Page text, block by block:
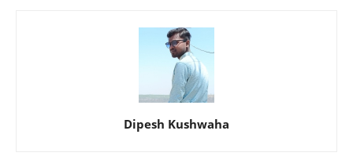
Dipesh Kushwaha